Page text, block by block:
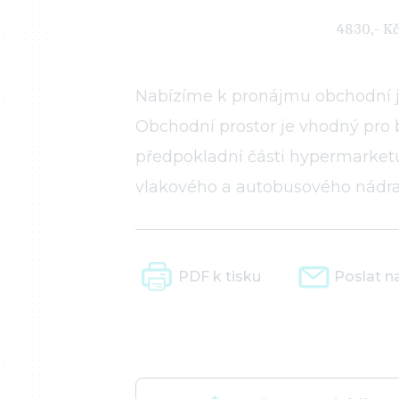
4830,-
Nabízíme k pronájmu obchodní
Obchodní prostor je vhodný pro
předpokladní části
vlakového a autobusového
PDF k tisku Poslat